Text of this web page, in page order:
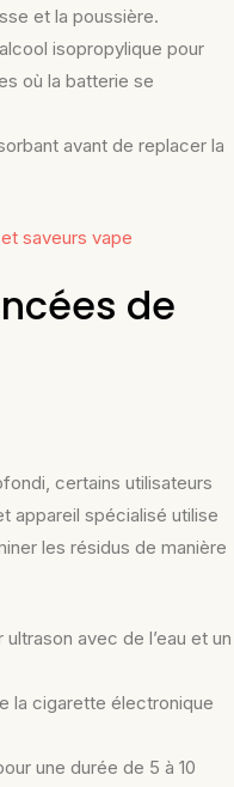
et la poussière.
isopropylique pour
où la batterie se
avant de replacer la
saveurs vape
de
certains utilisateurs
appareil spécialisé utilise
les résidus de manière
avec de l’eau et un
la cigarette électronique
une durée de 5 à 10